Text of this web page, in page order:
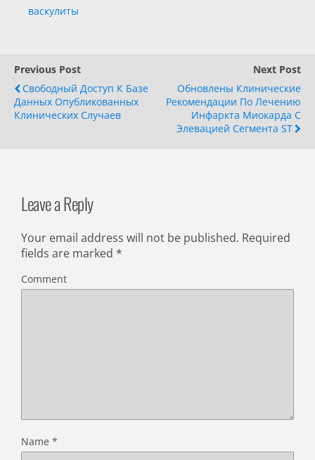
васкулиты
Previous Post
Свободный Доступ К Базе
Данных Опубликованных
Клинических Случаев
Next Post
Обновлены Клинические
Рекомендации По Лечению
Инфаркта Миокарда С
Элевацией Сегмента ST
Leave a Reply
Your email address will not be published. Required
fields are marked *
Comment
Name *